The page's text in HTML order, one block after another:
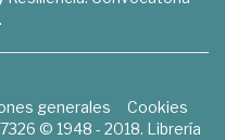
generales
Cookies
© 1948 - 2018. Librería